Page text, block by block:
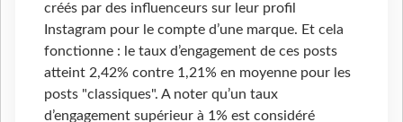
créés par des influenceurs sur leur profil
Instagram pour le compte d’une marque. Et cela
fonctionne : le taux d’engagement de ces posts
atteint 2,42% contre 1,21% en moyenne pour les
posts "classiques". A noter qu’un taux
d’engagement supérieur à 1% est considéré